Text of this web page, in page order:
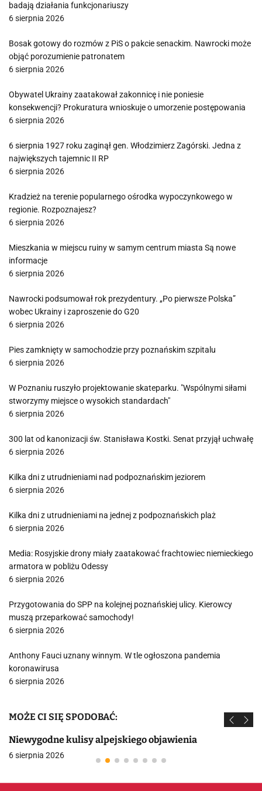
badają działania funkcjonariuszy
6 sierpnia 2026
Bosak gotowy do rozmów z PiS o pakcie senackim. Nawrocki może
objąć porozumienie patronatem
6 sierpnia 2026
Obywatel Ukrainy zaatakował zakonnicę i nie poniesie
konsekwencji? Prokuratura wnioskuje o umorzenie postępowania
6 sierpnia 2026
6 sierpnia 1927 roku zaginął gen. Włodzimierz Zagórski. Jedna z
największych tajemnic II RP
6 sierpnia 2026
Kradzież na terenie popularnego ośrodka wypoczynkowego w
regionie. Rozpoznajesz?
6 sierpnia 2026
Mieszkania w miejscu ruiny w samym centrum miasta Są nowe
informacje
6 sierpnia 2026
Nawrocki podsumował rok prezydentury. „Po pierwsze Polska”
wobec Ukrainy i zaproszenie do G20
6 sierpnia 2026
Pies zamknięty w samochodzie przy poznańskim szpitalu
6 sierpnia 2026
W Poznaniu ruszyło projektowanie skateparku. "Wspólnymi siłami
stworzymy miejsce o wysokich standardach"
6 sierpnia 2026
300 lat od kanonizacji św. Stanisława Kostki. Senat przyjął uchwałę
6 sierpnia 2026
Kilka dni z utrudnieniami nad podpoznańskim jeziorem
6 sierpnia 2026
Kilka dni z utrudnieniami na jednej z podpoznańskich plaż
6 sierpnia 2026
Media: Rosyjskie drony miały zaatakować frachtowiec niemieckiego
armatora w pobliżu Odessy
6 sierpnia 2026
Przygotowania do SPP na kolejnej poznańskiej ulicy. Kierowcy
muszą przeparkować samochody!
6 sierpnia 2026
Anthony Fauci uznany winnym. W tle ogłoszona pandemia
koronawirusa
6 sierpnia 2026
MOŻE CI SIĘ SPODOBAĆ:
Niewygodne kulisy alpejskiego objawienia
6 sierpnia 2026